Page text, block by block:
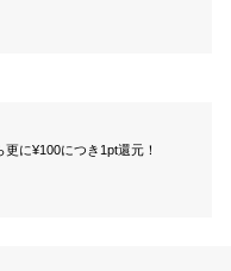
に¥100につき1pt還元！